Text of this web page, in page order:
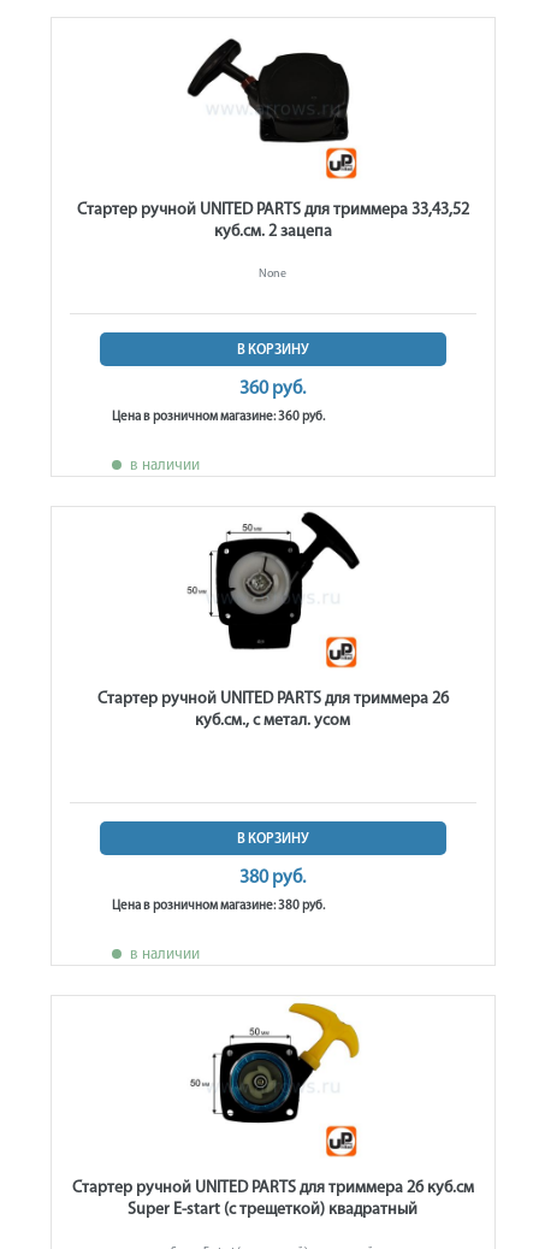
Стартер ручной UNITED PARTS для триммера 33,43,52
куб.см. 2 зацепа
None
В КОРЗИНУ
360 руб.
Цена в розничном магазине: 360 руб.
в наличии
Стартер ручной UNITED PARTS для триммера 26
куб.см., с метал. усом
В КОРЗИНУ
380 руб.
Цена в розничном магазине: 380 руб.
в наличии
Стартер ручной UNITED PARTS для триммера 26 куб.см
Super E-start (с трещеткой) квадратный